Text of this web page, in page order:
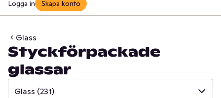
Logga in Skapa konto
Glass
Styckförpackade
glassar
Glass (231)